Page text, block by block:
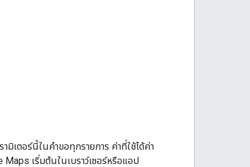
มิเตอร์นี้ในคําขอทุกรายการ ค่าที่ใช้ได้ค่า
Maps เริ่มต้นในเบราว์เซอร์หรือแอป